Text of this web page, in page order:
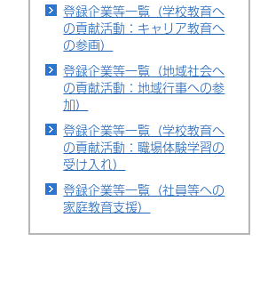
登録企業等一覧（学校教育へ
の貢献活動：キャリア教育へ
の参画）
登録企業等一覧（地域社会へ
の貢献活動：地域行事への参
加）
登録企業等一覧（学校教育へ
の貢献活動：職場体験学習の
受け入れ）
登録企業等一覧（社員等への
家庭教育支援）